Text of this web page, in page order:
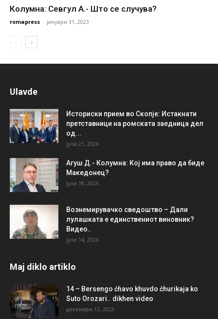
Колумна: Севгул А.- Што се случува?
romapress - јануари 31, 2023
Ulavde
Историски прием во Скопје: Истакнати
претставници на ромската заедница дел
од...
јули 21, 2026
Агуш Д.- Колумна: Кој има право да биде
Македонец?
јули 18, 2026
Вознемирувачко сведоштво – Дали
лулашката е единствениот виновник?
Видео..
јули 14, 2026
Maj diklo artiklo
14 – Bersengo ćhavo khuvdo ćhurikaja ko
Suto Orozari.. dikhen video
декември 13, 2023